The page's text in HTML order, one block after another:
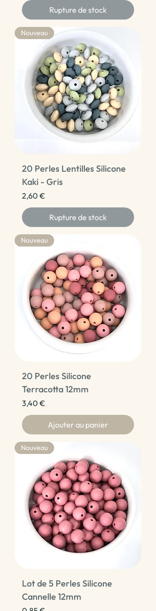
Rupture de stock
Nouveau
20 Perles Lentilles Silicone
Kaki - Gris
Prix
2,60 €
Rupture de stock
Nouveau
20 Perles Silicone
Terracotta 12mm
Prix
3,40 €
Ajouter au panier
Nouveau
Lot de 5 Perles Silicone
Cannelle 12mm